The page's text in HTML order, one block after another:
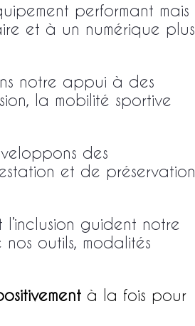
performant mais
et à un numérique plus
notre appui à des
la mobilité sportive
des
et de préservation
l’inclusion guident notre
outils, modalités
à la fois pour